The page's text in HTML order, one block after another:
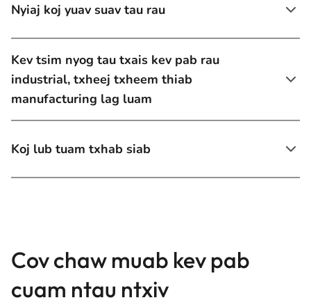
Nyiaj koj yuav suav tau rau
Kev tsim nyog tau txais kev pab rau
industrial, txheej txheem thiab
manufacturing lag luam
Koj lub tuam txhab siab
Cov chaw muab kev pab
cuam ntau ntxiv